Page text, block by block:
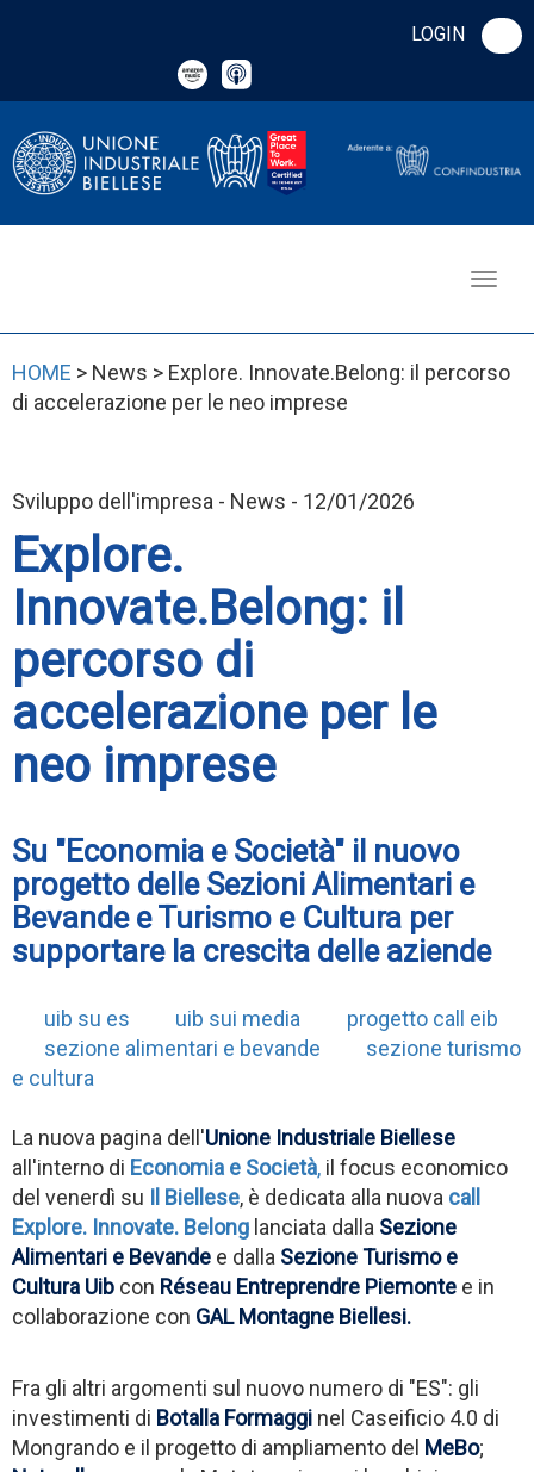
LOGIN
HOME > News > Explore. Innovate.Belong: il percorso
di accelerazione per le neo imprese
Sviluppo dell'impresa - News - 12/01/2026
Explore.
Innovate.Belong: il
percorso di
accelerazione per le
neo imprese
Su "Economia e Società" il nuovo
progetto delle Sezioni Alimentari e
Bevande e Turismo e Cultura per
supportare la crescita delle aziende
uib su es uib sui media
progetto call eib
sezione alimentari e bevande
sezione turismo
e cultura
La nuova pagina dell'Unione Industriale Biellese
all'interno di Economia e Società, il focus economico
del venerdì su Il Biellese, è dedicata alla nuova call
Explore. Innovate. Belong lanciata dalla Sezione
Alimentari e Bevande e dalla Sezione Turismo e
Cultura Uib con Réseau Entreprendre Piemonte e in
collaborazione con GAL Montagne Biellesi.
Fra gli altri argomenti sul nuovo numero di "ES": gli
investimenti di Botalla Formaggi nel Caseificio 4.0 di
Mongrando e il progetto di ampliamento del MeBo;